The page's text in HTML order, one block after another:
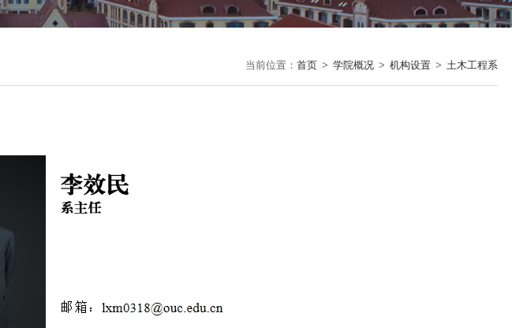
当前位置： 首页 > 学院概况 > 机构设置 > 土木工程系